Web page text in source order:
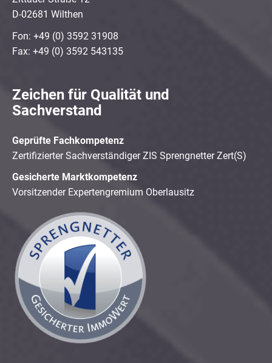
D-02681 Wilthen
Fon: +49 (0) 3592 31908
Fax: +49 (0) 3592 543135
Zeichen für Qualität und
Sachverstand
Geprüfte Fachkompetenz
Zertifizierter Sachverständiger ZIS Sprengnetter Zert(S)
Gesicherte Marktkompetenz
Vorsitzender Expertengremium Oberlausitz